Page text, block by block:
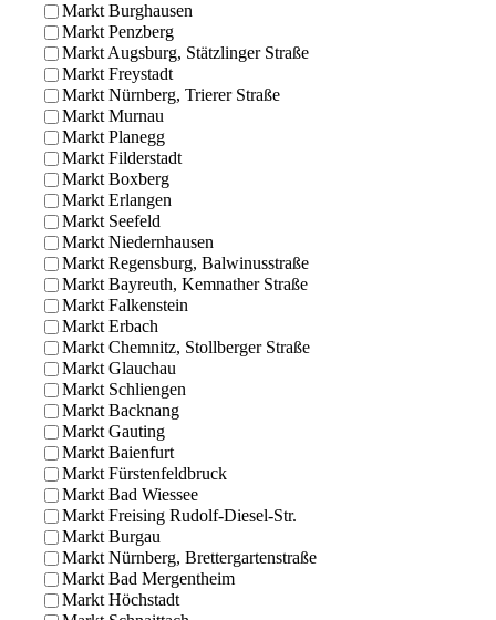
Markt Burghausen
Markt Penzberg
Markt Augsburg, Stätzlinger Straße
Markt Freystadt
Markt Nürnberg, Trierer Straße
Markt Murnau
Markt Planegg
Markt Filderstadt
Markt Boxberg
Markt Erlangen
Markt Seefeld
Markt Niedernhausen
Markt Regensburg, Balwinusstraße
Markt Bayreuth, Kemnather Straße
Markt Falkenstein
Markt Erbach
Markt Chemnitz, Stollberger Straße
Markt Glauchau
Markt Schliengen
Markt Backnang
Markt Gauting
Markt Baienfurt
Markt Fürstenfeldbruck
Markt Bad Wiessee
Markt Freising Rudolf-Diesel-Str.
Markt Burgau
Markt Nürnberg, Brettergartenstraße
Markt Bad Mergentheim
Markt Höchstadt